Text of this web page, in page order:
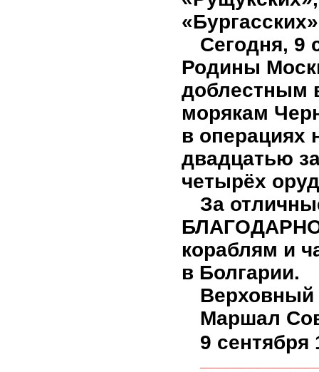
Сегодня, 9
Родины
доблестным
морякам
в операциях
двадцатью
четырёх
За
кораблям и
в Болгарии.
Маршал
9 сентября